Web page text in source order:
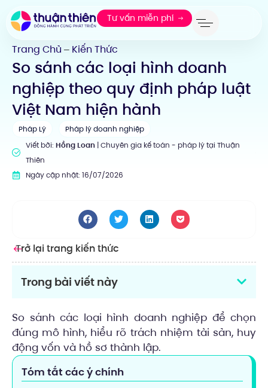
Tư vấn miễn phí
Trang Chủ — Kiến Thức
So sánh các loại hình doanh
nghiệp theo quy định pháp luật
Việt Nam hiện hành
Pháp Lý
Pháp lý doanh nghiệp
Viết bởi: Hồng Loan| Chuyên gia kế toán - pháp lý tại Thuận
Thiên
Ngày cập nhật: 16/07/2026
So sánh các loại hình doanh nghiệp để chọn
đúng mô hình, hiểu rõ trách nhiệm tài sản, huy
động vốn và hồ sơ thành lập.
Tóm tắt các ý chính
Trở lại trang kiến thức
Trong bài viết này